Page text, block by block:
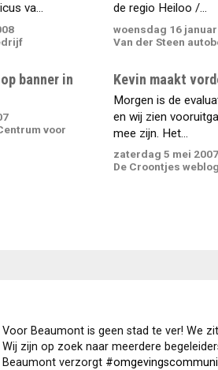
va...
de regio Heiloo /...
woensdag 16
Van der Steen
banner in
voor
Kevin maakt
Morgen is de
en wij zien
mee zijn. Het...
zaterdag 5 mei 2007
De Croontjes
Beaumont is geen stad te ver! We zitten
zijn op zoek naar meerdere begeleiders voor
Beaumont verzorgt